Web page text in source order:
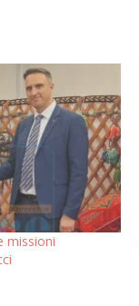
missioni